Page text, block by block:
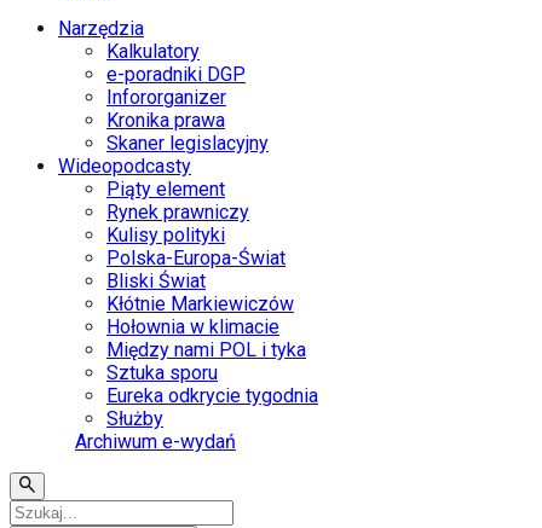
Narzędzia
Kalkulatory
e-poradniki DGP
Infororganizer
Kronika prawa
Skaner legislacyjny
Wideopodcasty
Piąty element
Rynek prawniczy
Kulisy polityki
Polska-Europa-Świat
Bliski Świat
Kłótnie Markiewiczów
Hołownia w klimacie
Między nami POL i tyka
Sztuka sporu
Eureka odkrycie tygodnia
Służby
Archiwum e-wydań